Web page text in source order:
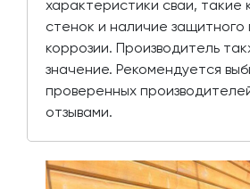
характеристики сваи, такие
стенок и наличие защитного
коррозии. Производитель
значение. Рекомендуется
проверенных
отзывами.